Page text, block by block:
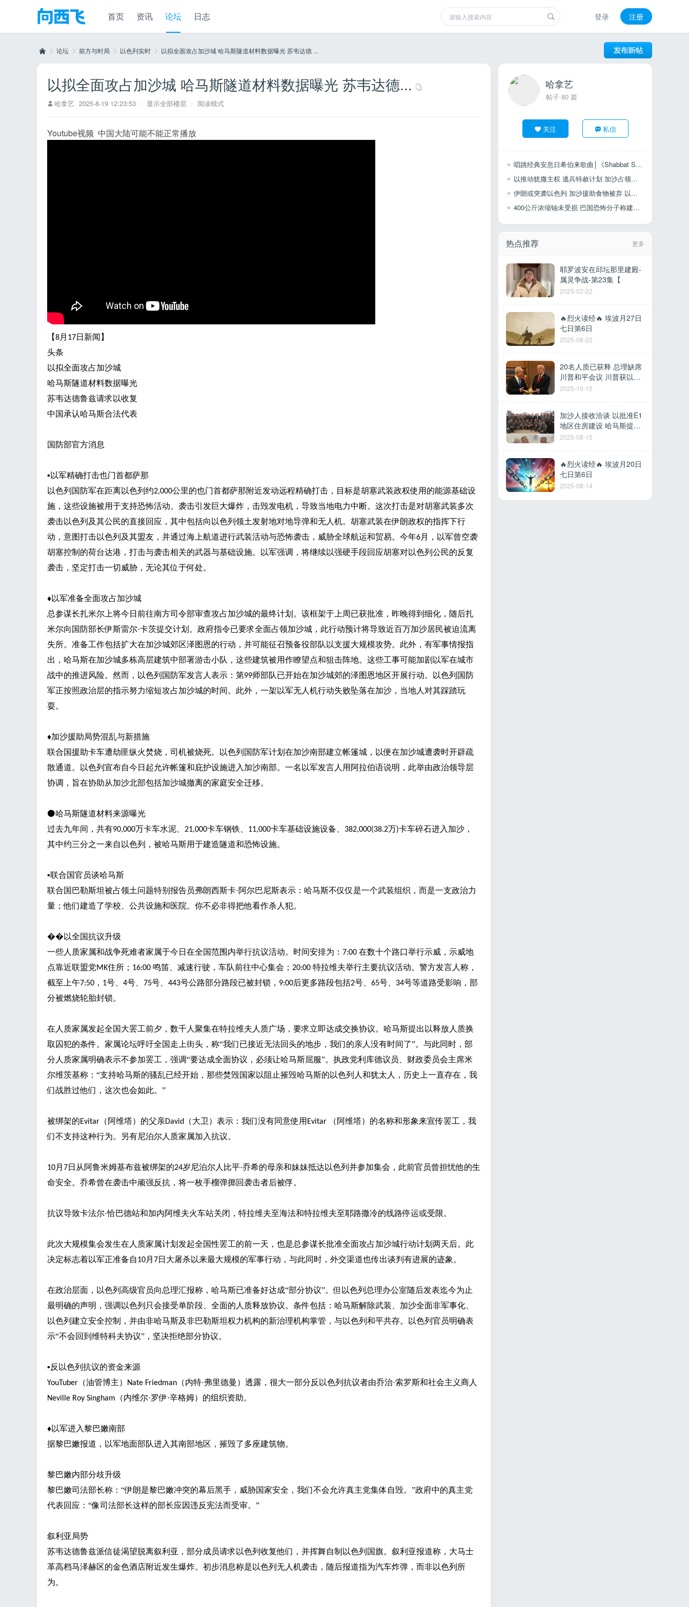
首页 资讯 论坛 日志 登录 注册
»
论坛
›
前方与时局
›
以色列实时
›
以拟全面攻占加沙城 哈马斯隧道材料数据曝光 苏韦达德 ...
以拟全面攻占加沙城 哈马斯隧道材料数据曝光 苏韦达德...
哈拿艺 2025-8-19 12:23:53 | 显示全部楼层 | 阅读模式
Youtube视频 中国大陆可能不能正常播放
【8月 17日新闻】
头条
以拟全面攻占加沙城
哈马斯隧道材料数据曝光
苏韦达德鲁兹请求以收复
中国承认哈马斯合法代表
国防部官方消息
▪ 以军精确打击也门首都萨那
以色列国防军在距离以色列约2,000公里的也门首都萨那附近发动远程精确打击，目标是胡塞武装政权使用的能源基础设
施，这些设施被用于支持恐怖活动。袭击引发巨大爆炸，击毁发电机，导致当地电力中断。这次打击是对胡塞武装多次
袭击以色列及其公民的直接回应，其中包括向以色列领土发射地对地导弹和无人机。胡塞武装在伊朗政权的指挥下行
动，意图打击以色列及其盟友，并通过海上航道进行武装活动与恐怖袭击，威胁全球航运和贸易。今年6月，以军曾空袭
胡塞控制的荷台达港，打击与袭击相关的武器与基础设施。以军强调，将继续以强硬手段回应胡塞对以色列公民的反复
袭击，坚定打击一切威胁，无论其位于何处。
♦以军准备全面攻占加沙城
总参谋长扎米尔上将今日前往南方司令部审查攻占加沙城的最终计划。该框架于上周已获批准，昨晚得到细化，随后扎
米尔向国防部长伊斯雷尔·卡茨提交计划。政府指令已要求全面占领加沙城，此行动预计将导致近百万加沙居民被迫流离
失所。准备工作包括扩大在加沙城郊区泽图恩的行动，并可能征召预备役部队以支援大规模攻势。此外，有军事情报指
出，哈马斯在加沙城多栋高层建筑中部署游击小队，这些建筑被用作瞭望点和狙击阵地。这些工事可能加剧以军在城市
战中的推进风险。然而，以色列国防军发言人表示：第99师部队已开始在加沙城郊的泽图恩地区开展行动。以色列国防
军正按照政治层的指示努力缩短攻占加沙城的时间。此外，一架以军无人机行动失败坠落在加沙，当地人对其踩踏玩
耍。
♦加沙援助局势混乱与新措施
联合国援助卡车遭劫匪纵火焚烧，司机被烧死。以色列国防军计划在加沙南部建立帐篷城，以便在加沙城遭袭时开辟疏
散通道。以色列宣布自今日起允许帐篷和庇护设施进入加沙南部。一名以军发言人用阿拉伯语说明，此举由政治领导层
协调，旨在协助从加沙北部包括加沙城撤离的家庭安全迁移。
⚫哈马斯隧道材料来源曝光
过去九年间，共有90,000万卡车水泥、 21,000卡车钢铁、 11,000卡车基础设施设备、 382,000(38.2万)卡车碎石进入加沙，
其中约三分之一来自以色列，被哈马斯用于建造隧道和恐怖设施。
▪联合国官员谈哈马斯
联合国巴勒斯坦被占领土问题特别报告员弗朗西斯卡·阿尔巴尼斯表示：哈马斯不仅仅是一个武装组织，而是一支政治力
量；他们建造了学校、公共设施和医院。你不必非得把他看作杀人犯。
�� 以全国抗议升级
一些人质家属和战争死难者家属于今日在全国范围内举行抗议活动。时间安排为： 7:00 在数十个路口举行示威，示威地
点靠近联盟党MK住所； 16:00 鸣笛、减速行驶，车队前往中心集会； 20:00 特拉维夫举行主要抗议活动。警方发言人称，
截至上午7:50 ， 1号、 4号、 75号、 443号公路部分路段已被封锁， 9:00后更多路段包括2号、 65号、 34号等道路受影响，部
分被燃烧轮胎封锁。
在人质家属发起全国大罢工前夕，数千人聚集在特拉维夫人质广场，要求立即达成交换协议。哈马斯提出以释放人质换
取囚犯的条件。家属论坛呼吁全国走上街头，称“我们已接近无法回头的地步，我们的亲人没有时间了”。与此同时，部
分人质家属明确表示不参加罢工，强调“要达成全面协议，必须让哈马斯屈服”。执政党利库德议员、财政委员会主席米
尔维茨基称：“支持哈马斯的骚乱已经开始，那些焚毁国家以阻止摧毁哈马斯的以色列人和犹太人，历史上一直存在，我
们战胜过他们，这次也会如此。”
被绑架的Evitar （阿维塔）的父亲David （大卫）表示：我们没有同意使用 Evitar
（阿维塔）的名称和形象来宣传罢工，我
们不支持这种行为。另有尼泊尔人质家属加入抗议。
10月 7日从阿鲁米姆基布兹被绑架的24岁尼泊尔人比平·乔希的母亲和妹妹抵达以色列并参加集会，此前官员曾担忧他的生
命安全。乔希曾在袭击中顽强反抗，将一枚手榴弹掷回袭击者后被俘。
抗议导致卡法尔·恰巴德站和加内阿维夫火车站关闭，特拉维夫至海法和特拉维夫至耶路撒冷的线路停运或受限。
此次大规模集会发生在人质家属计划发起全国性罢工的前一天，也是总参谋长批准全面攻占加沙城行动计划两天后。此
决定标志着以军正准备自10月 7日大屠杀以来最大规模的军事行动，与此同时，外交渠道也传出谈判有进展的迹象。
在政治层面，以色列高级官员向总理汇报称，哈马斯已准备好达成“部分协议”。但以色列总理办公室随后发表迄今为止
最明确的声明，强调以色列只会接受单阶段、全面的人质释放协议。条件包括：哈马斯解除武装、加沙全面非军事化、
以色列建立安全控制，并由非哈马斯及非巴勒斯坦权力机构的新治理机构掌管，与以色列和平共存。以色列官员明确表
示“不会回到维特科夫协议”，坚决拒绝部分协议。
▪反以色列抗议的资金来源
YouTuber （油管博主） Nate Friedman （内特·弗里德曼）透露，很大一部分反以色列抗议者由乔治·索罗斯和社会主义商人
Neville Roy Singham （内维尔·罗伊·辛格姆）的组织资助。
♦以军进入黎巴嫩南部
据黎巴嫩报道，以军地面部队进入其南部地区，摧毁了多座建筑物。
黎巴嫩内部分歧升级
黎巴嫩司法部长称： “伊朗是黎巴嫩冲突的幕后黑手，威胁国家安全，我们不会允许真主党集体自毁。”政府中的真主党
代表回应：“像司法部长这样的部长应因违反宪法而受审。”
叙利亚局势
苏韦达德鲁兹派信徒渴望脱离叙利亚，部分成员请求以色列收复他们，并挥舞自制以色列国旗。叙利亚报道称，大马士
革高档马泽赫区的金色酒店附近发生爆炸。初步消息称是以色列无人机袭击，随后报道指为汽车炸弹，而非以色列所
为。
哈拿艺
帖子 80 篇
关注 私信
唱跳经典安息日希伯来歌曲│《Shabbat Shalom 安息日平安》
以推动犹撒主权 逃兵特赦计划 加沙占领计划获批 伊水资源陷崩溃 以新冠毒株蔓延
伊朗或突袭以色列 加沙援助食物被弃 以大屠杀影片风波 联合国列哈马斯黑名单
400公斤浓缩铀未受损 巴国恐怖分子称建国无望 与南苏丹谈...
热点推荐 更多
耶罗波安在邱坛那里建殿-
属灵争战-第23集【
2025-02-22
🔥烈火读经🔥 埃波月27日
七日第6日
2025-08-22
20名人质已获释 总理缺席
川普和平会议 川普获以色
列最高荣誉 多国参加沙姆
2025-10-15
加沙人接收洽谈 以批准E1
地区住房建设 哈马斯提议
撤军换取停火 以军在黎建
2025-08-15
🔥烈火读经🔥 埃波月20日
七日第6日
2025-08-14